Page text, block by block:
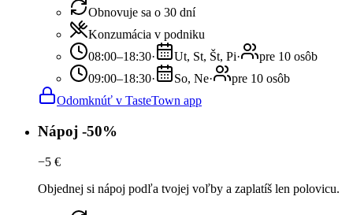
Obnovuje sa o 30 dní
Konzumácia v podniku
08:00–18:30· Ut, St, Št, Pi·
pre 10 osôb
09:00–18:30· So, Ne·
pre 10 osôb
Odomknúť v TasteTown app
Nápoj -50%
−5 €
Objednej si nápoj podľa tvojej voľby a zaplatíš len polovicu.